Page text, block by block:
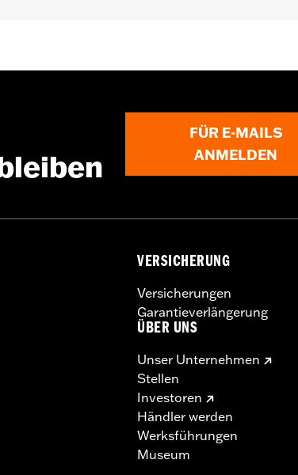
FÜR E-MAILS
ANMELDEN
VERSICHERUNG
Versicherungen
Garantieverlängerung
ÜBER UNS
Unser Unternehmen
Stellen
Investoren
Händler werden
Werksführungen
Museum